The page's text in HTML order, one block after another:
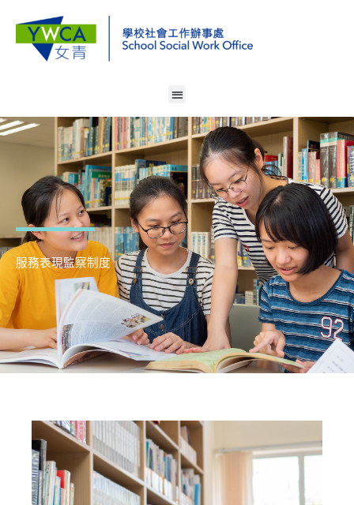
content
Menu
服務表現監察制度